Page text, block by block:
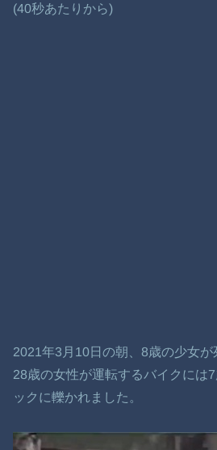
(40秒あたりから)
2021年3月10日の朝、8歳の少女
28歳の女性が運転するバイクには
ックに轢かれました。